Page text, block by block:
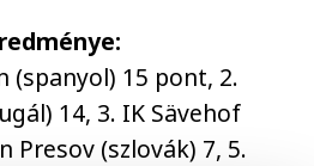
(spanyol) 15 pont, 2.
14, 3. IK Sävehof
Presov (szlovák) 7, 5.